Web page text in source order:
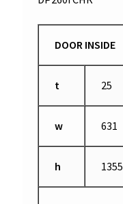
DOOR INSIDE
t 25
w 631
h 1355